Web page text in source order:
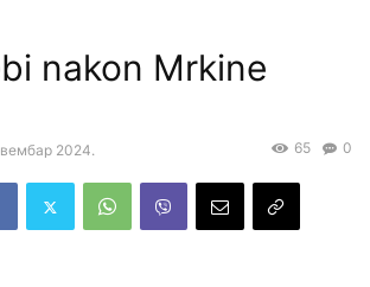
nakon Mrkine
2024. 0
65